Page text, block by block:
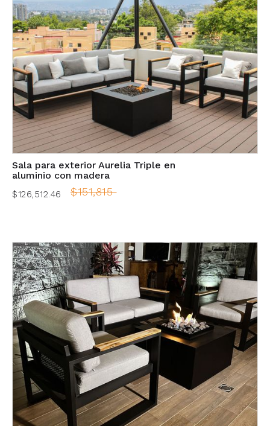
Sala para exterior Aurelia Triple en
aluminio con madera
$126,512.46 $151,815